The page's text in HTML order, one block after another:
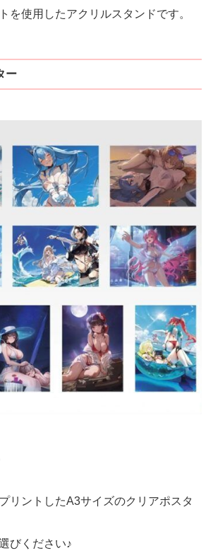
を使用したアクリルスタンドです。
ー
リントしたA3サイズのクリアポスタ
びください♪